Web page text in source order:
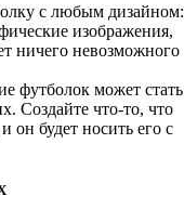
с любым дизайном:
изображения,
ничего невозможного
футболок может стать
Создайте что-то, что
он будет носить его с